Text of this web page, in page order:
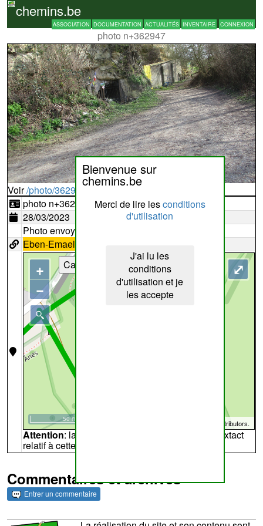
chemins.be
ASSOCIATION DOCUMENTATION ACTUALITÉS INVENTAIRE CONNEXION
photo n+362947
Bienvenue sur
chemins.be
Merci de lire lesconditions
d'utilisation
J'ai lu les
conditions
d'utilisation et je
les accepte
Voir/photo/362947?typ=d
photo n+362947
28/03/2023
Photo envoyée par
Eben-Emael
contributors.
50 m
+
−
⤢
Cartes
Attention: la carte peut ne pas refléter l'endroit extact
relatif à cette archive
Commentaires et archives
Entrer un commentaire